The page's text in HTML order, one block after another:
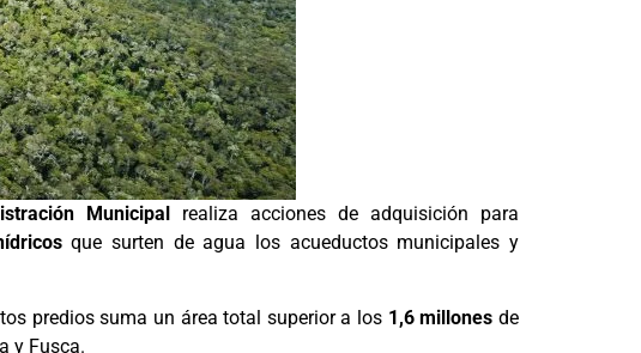
Municipal
realiza acciones de adquisición para
que surten de agua los acueductos municipales y
predios suma un área total superior a los 1,6 millones de
y Fusca.